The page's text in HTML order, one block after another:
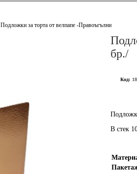
Подложки за торта от велпапе -Правоъгълни
бр./
Код:
В стек